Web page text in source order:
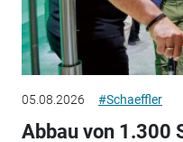
05.08.2026 #Schaeffler
Abbau von 1.300